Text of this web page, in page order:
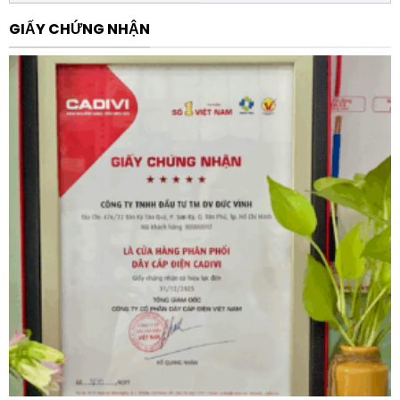
hành.
Sẵn sàng cho kỷ nguyên số:
với hệ sinh thái EcoStruxure Power của Schneider,
cho phép người dùng giám sát trạng thái vận hành
và quản lý năng lượng thông minh qua các module
truyền thông mở rộng.
Lợi ích khi sử dụng sản phẩm
Việc đầu tư vào Máy cắt Schneider C100H320FM
ComPacT NS1000H 3P 1000A 70kA 415VAC bộ
MicroLogic 2.0 mang lại những giá trị thiết thực về
mặt kỹ thuật và kinh tế cho doanh nghiệp:
Trước hết, khả năng bảo vệ tin cậy giúp giảm thiểu rủi
ro cháy nổ và hư hỏng thiết bị đắt tiền, từ đó bảo vệ
nguồn vốn đầu tư. Thứ hai, sự ổn định của dòng sản
phẩm Schneider giúp hệ thống điện hoạt động liên tục,
hạn chế thời gian dừng máy ngoài ý muốn (downtime),
GIẤY CHỨNG NHẬN